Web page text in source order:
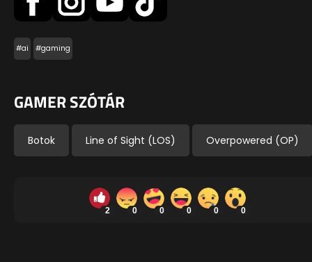
#ai #gaming
GAMER SZÓTÁR
Botok Line of Sight (LOS) Overpowered (OP)
2 0 0 0 0 0